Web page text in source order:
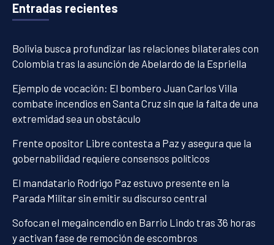
Entradas recientes
Bolivia busca profundizar las relaciones bilaterales con
Colombia tras la asunción de Abelardo de la Espriella
Ejemplo de vocación: El bombero Juan Carlos Villa
combate incendios en Santa Cruz sin que la falta de una
extremidad sea un obstáculo
Frente opositor Libre contesta a Paz y asegura que la
gobernabilidad requiere consensos políticos
El mandatario Rodrigo Paz estuvo presente en la
Parada Militar sin emitir su discurso central
Sofocan el megaincendio en Barrio Lindo tras 36 horas
y activan fase de remoción de escombros